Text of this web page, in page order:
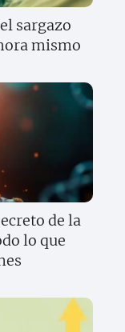
sargazo
mismo
de la
lo que